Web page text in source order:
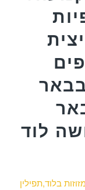
בבאר
לוד
בלוד,תפילין